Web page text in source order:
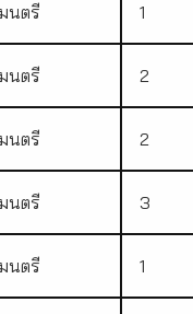
นตรี 1
นตรี 2
นตรี 2
นตรี 3
นตรี 1